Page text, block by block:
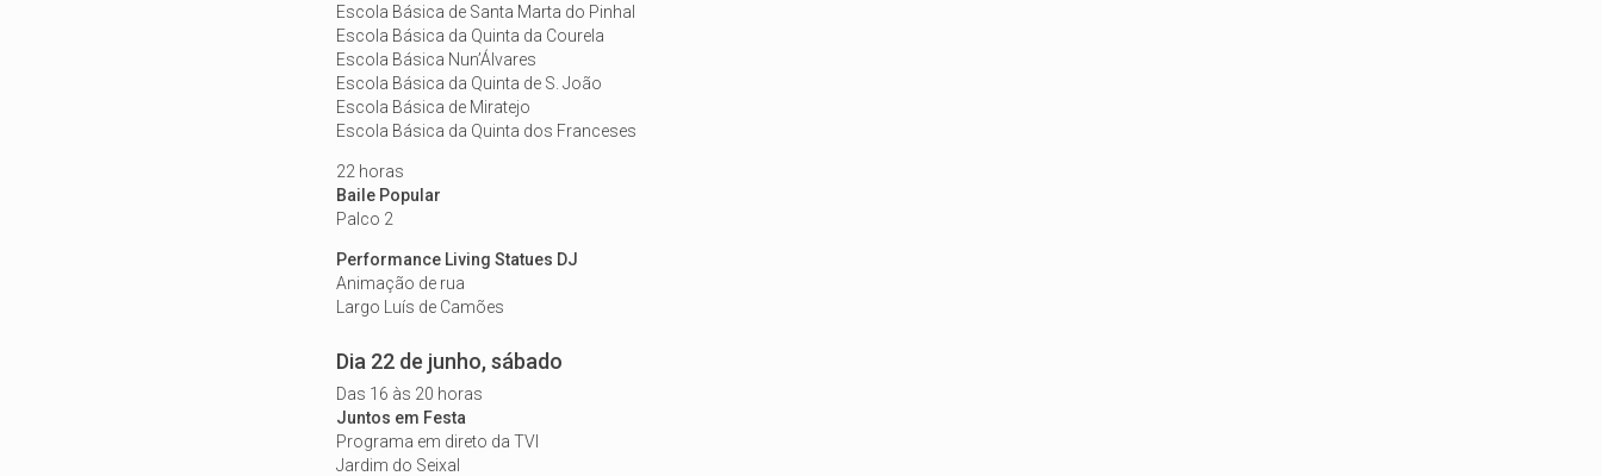
Escola Básica de Santa Marta do Pinhal
Escola Básica da Quinta da Courela
Escola Básica Nun’Álvares
Escola Básica da Quinta de S. João
Escola Básica de Miratejo
Escola Básica da Quinta dos Franceses
22 horas
Baile Popular
Palco 2
Performance Living Statues DJ
Animação de rua
Largo Luís de Camões
Dia 22 de junho, sábado
Das 16 às 20 horas
Juntos em Festa
Programa em direto da TVI
Jardim do Seixal